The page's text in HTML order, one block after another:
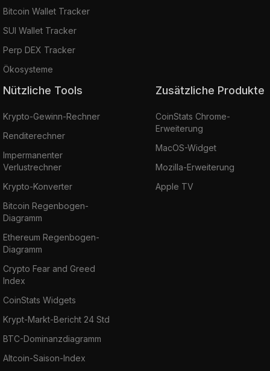
Bitcoin Wallet Tracker
SUI Wallet Tracker
Perp DEX Tracker
Ökosysteme
Nützliche Tools
Krypto-Gewinn-Rechner
Renditerechner
Impermanenter
Verlustrechner
Krypto-Konverter
Bitcoin Regenbogen-
Diagramm
Ethereum Regenbogen-
Diagramm
Crypto Fear and Greed
Index
CoinStats Widgets
Krypt-Markt-Bericht 24 Std
BTC-Dominanzdiagramm
Altcoin-Saison-Index
Zusätzliche Produkte
CoinStats Chrome-
Erweiterung
MacOS-Widget
Mozilla-Erweiterung
Apple TV